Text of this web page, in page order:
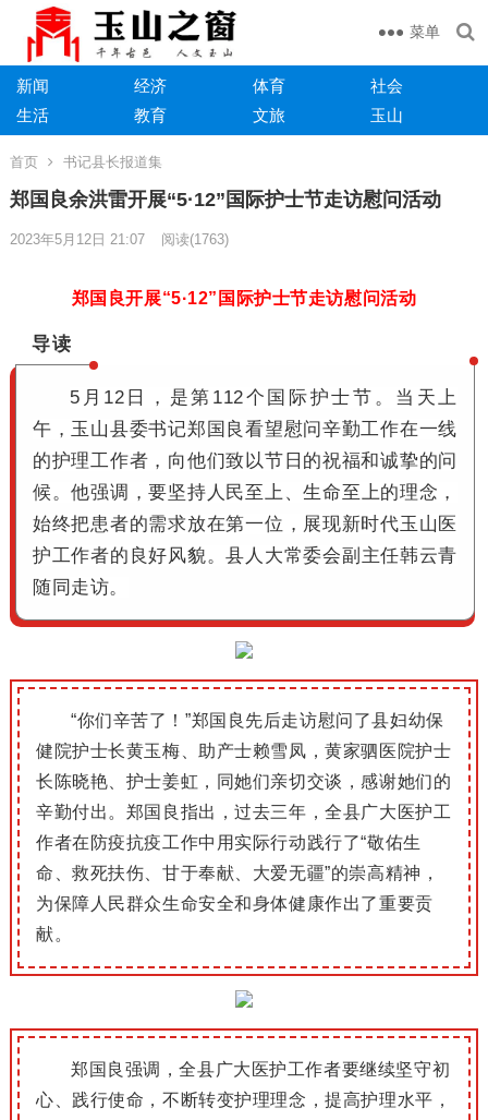
菜单
新闻 经济 体育
社会
生活
教育 文旅 玉山
首页 书记县长报道集
郑国良余洪雷开展“5·12”国际护士节走访慰问活动
2023年5月12日 21:07 阅读(1763)
郑国良开展“5·12”国际护士节走访慰问活动
导读
5月12日，是第112个国际护士节。 当天上
午，玉山县委书记郑国良看望慰问辛勤工作在一线
的护理工作者，向他们致以节日的祝福和诚挚的问
候。他强调，要坚持 人民至上、生命至上的理念，
始终把患者的需求放在第一位，展现新时代玉山医
护工作者的良好风貌。县人大常委会副主任韩云青
随同走访。
“你们辛苦了！ ”郑国良先后走访慰问了县妇幼保
健院护士长黄玉梅、助产士赖雪凤，黄家驷医院护士
长陈晓艳、护士姜虹，同她们亲切交谈，感谢她们的
辛勤付出。 郑国良指出，过去三年，全县广大医护工
作者在防疫抗疫工作中用实际行动践行了“敬佑生
命、救死扶伤、甘于奉献、大爱无疆”的崇高精神，
为保障人民群众生命安全和身体健康作出了重要贡
献。
郑国良强调，全县广大医护工作者要继续坚守初
心、践行使命，不断转变护理理念，提高护理水平，